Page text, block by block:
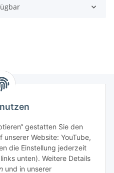
gestatten Sie den
Website: YouTube,
die Einstellung jederzeit
unten). Weitere Details
und in unserer